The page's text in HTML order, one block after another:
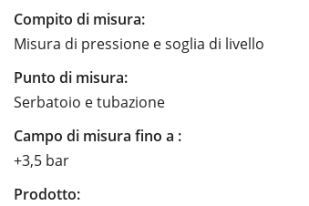
Compito di misura:
Misura di pressione e soglia di livello
Punto di misura:
Serbatoio e tubazione
Campo di misura fino a :
+3,5 bar
Prodotto: